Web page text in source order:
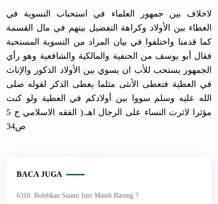
لاخلاف بين جمهور العلماء في استحباب التسوية في
العطاء بين الأولاد وكراهة التفضيل بينهم في مال القسمة
كما قدمنا واختلفوا في بيان المراد من التسوية المستحبة
فقال أبو يوسف من الحنفية والمالكية والشافعية وهو رأي
الجمهور يستحب للأب ان يسوي بين الأولاد الذكور والإناث
في العطية فتعطى الأنثى مثلما يعطى الذكر لقوله صلى
الله عليه وسلم سووا بين أولادكم في العطية ولو كنت
مؤثرا لاثرت النساء على الرجال اهـ.( الفقه الاسلامي ج 5
ص34
BACA JUGA
6310. Bolehkan Suami Istri Mandi Bareng ?